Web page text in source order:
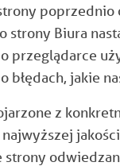
strony Biura
przeglądarce
błędach, jakie
z
strony